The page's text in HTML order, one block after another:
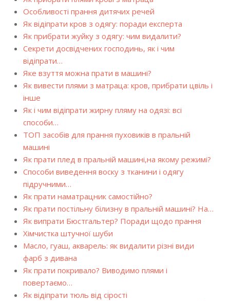
Особливості прання дитячих речей
Як відіпрати кров з одягу: поради експерта
Як прибрати жуйку з одягу: чим видалити?
Секрети досвідчених господинь, як і чим
відіпрати…
Яке взуття можна прати в машині?
Як вивести плями з матраца: кров, прибрати цвіль і
інше
Як і чим відіпрати жирну пляму на одязі: всі
способи…
ТОП засобів для прання пуховиків в пральній
машині
Як прати плед в пральній машині,на якому режимі?
Способи виведення воску з тканини і одягу
підручними…
Як прати наматрацник самостійно?
Як прати постільну білизну в пральній машині? На…
Як випрати Бюстгальтер? Поради щодо прання
Хімчистка штучної шуби
Масло, гуаш, акварель: як видалити різні види
фарб з дивана
Як прати покривало? Виводимо плями і
повертаємо…
Як відіпрати тюль від сірості